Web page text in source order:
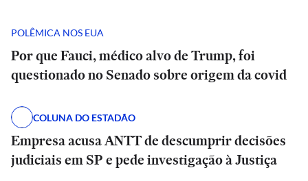
POLÊMICA NOS EUA
Por que Fauci, médico alvo de Trump, foi
questionado no Senado sobre origem da covid
COLUNA DO ESTADÃO
Empresa acusa ANTT de descumprir decisões
judiciais em SP e pede investigação à Justiça